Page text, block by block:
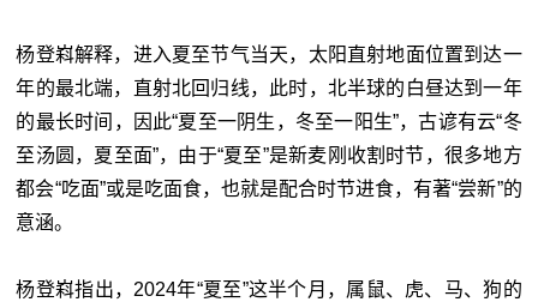
杨登嵙解释，进入夏至节气当天，太阳直射地面位置到达一
年的最北端，直射北回归线，此时，北半球的白昼达到一年
的最长时间，因此“夏至一阴生，冬至一阳生”，古谚有云“冬
至汤圆，夏至面”，由于“夏至”是新麦刚收割时节，很多地方
都会“吃面”或是吃面食，也就是配合时节进食，有著“尝新”的
意涵。
杨登嵙指出，2024年“夏至”这半个月，属鼠、虎、马、狗的